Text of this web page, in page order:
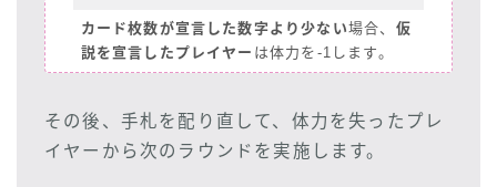
カード枚数が宣言した数字より少ない場合、 仮
説を宣言したプレイヤー は体力を-1します。
その後、手札を配り直して、体力を失ったプレ
イヤーから次のラウンドを実施します。